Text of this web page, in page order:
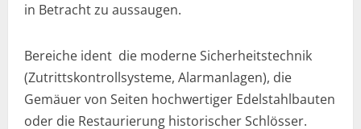
in Betracht zu aussaugen.
Bereiche ident die moderne Sicherheitstechnik
(Zutrittskontrollsysteme, Alarmanlagen), die
Gemäuer von Seiten hochwertiger Edelstahlbauten
oder die Restaurierung historischer Schlösser.